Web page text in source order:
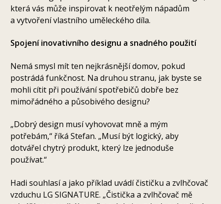
která vás může inspirovat k neotřelým nápadům
a vytvoření vlastního uměleckého díla.
Spojení inovativního designu a snadného použití
Nemá smysl mít ten nejkrásnější domov, pokud
postrádá funkčnost. Na druhou stranu, jak byste se
mohli cítit při používání spotřebičů dobře bez
mimořádného a působivého designu?
„Dobrý design musí vyhovovat mně a mým
potřebám,“ říká Stefan. „Musí být logický, aby
dotvářel chytrý produkt, který lze jednoduše
používat.“
Hadi souhlasí a jako příklad uvádí čističku a zvlhčovač
vzduchu LG SIGNATURE. „Čistička a zvlhčovač mě